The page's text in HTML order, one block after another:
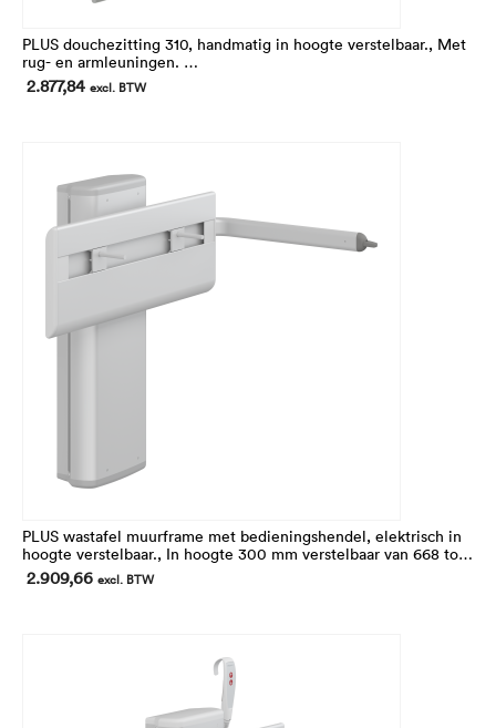
PLUS douchezitting 310, handmatig in hoogte verstelbaar., Met
rug- en armleuningen.
In hoogte 250 mm verstelbaar. Zitting en armleuningen zijn
opklapbaar.
2.877,84 excl. BTW
PLUS wastafel muurframe met bedieningshendel, elektrisch in
hoogte verstelbaar., In hoogte 300 mm verstelbaar van 668 tot
968 mm. VoorMATRIX SMALL en CURVE/CURVE ll wastafels.
2.909,66 excl. BTW